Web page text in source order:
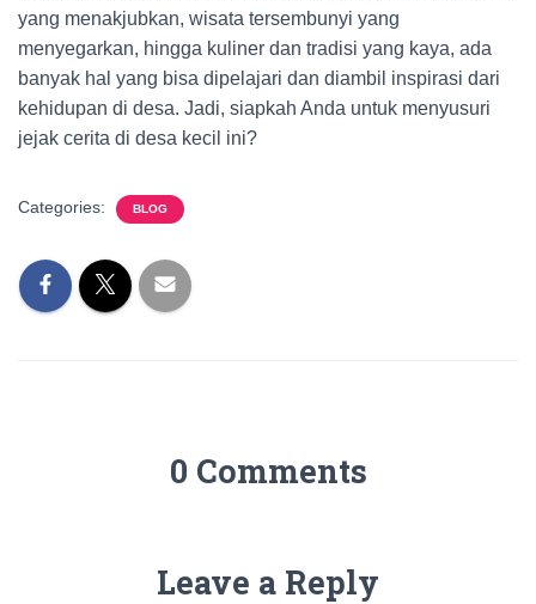
yang menakjubkan, wisata tersembunyi yang
menyegarkan, hingga kuliner dan tradisi yang kaya, ada
banyak hal yang bisa dipelajari dan diambil inspirasi dari
kehidupan di desa. Jadi, siapkah Anda untuk menyusuri
jejak cerita di desa kecil ini?
Categories: BLOG
0 Comments
Leave a Reply